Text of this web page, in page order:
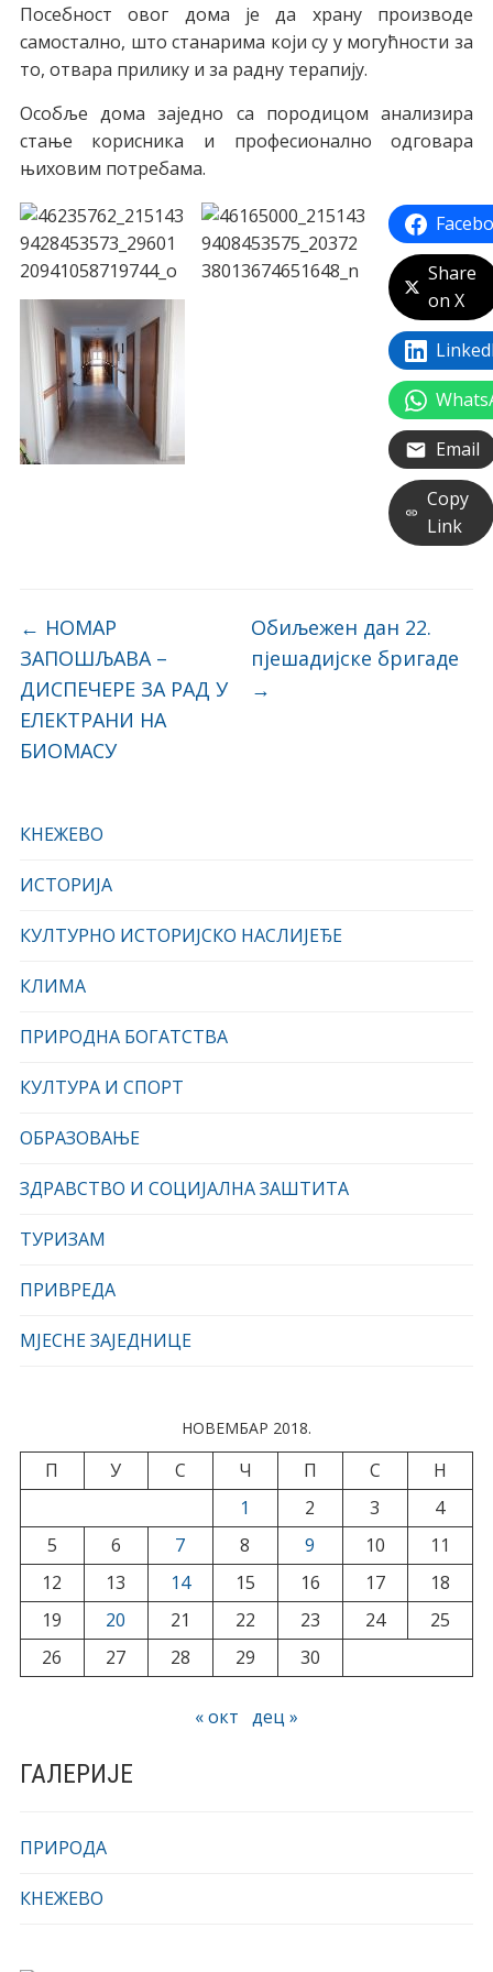
КНЕЖЕВО
ИСТОРИЈА
КУЛТУРНО ИСТОРИЈСКО НАСЛИЈЕЂЕ
КЛИМА
ПРИРОДНА БОГАТСТВА
КУЛТУРА И СПОРТ
ОБРАЗОВАЊЕ
ЗДРАВСТВО И СОЦИЈАЛНА ЗАШТИТА
ТУРИЗАМ
ПРИВРЕДА
МЈЕСНЕ ЗАЈЕДНИЦЕ
НОВЕМБАР 2018.
П У С Ч П С
Н
1
2 3
4
5
6 7 8 9 10
11
12
13 14 15 16 17
18
19
20 21 22 23 24
25
26
27 28 29 30
« окт дец »
Посебност овог дома је да храну производе
самостално, што станарима који су у могућности за
то, отвара прилику и за радну терапију.
Особље дома заједно са породицом анализира
стање корисника и професионално одговара
њиховим потребама.
Share
on X
Email
Copy
Link
← НОМАР
ЗАПОШЉАВА –
ДИСПЕЧЕРЕ ЗА РАД У
ЕЛЕКТРАНИ НА
БИОМАСУ
Обиљежен дан 22.
пјешадијске бригаде
→
ГАЛЕРИЈЕ
ПРИРОДА
КНЕЖЕВО